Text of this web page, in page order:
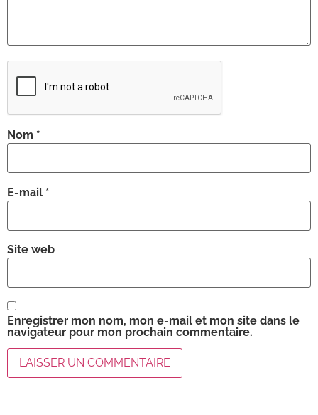
Nom *
E-mail *
Site web
Enregistrer mon nom, mon e-mail et mon site dans le
navigateur pour mon prochain commentaire.